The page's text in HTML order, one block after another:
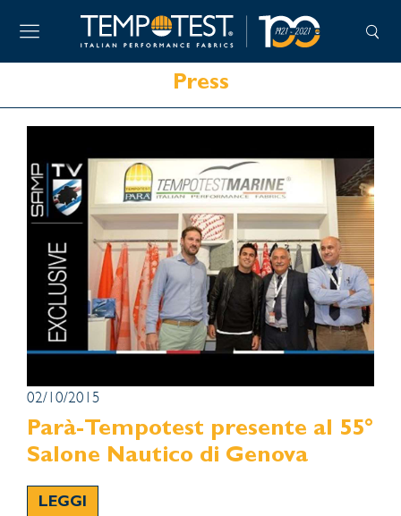
Press
02/10/2015
Parà-Tempotest presente al 55°
Salone Nautico di Genova
LEGGI